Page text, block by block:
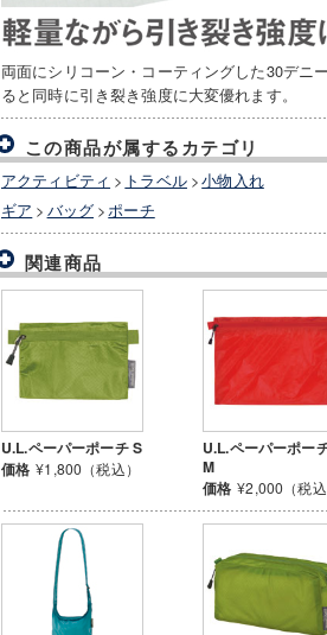
両面にシリコーン・コーティングした30デニ
ると同時に引き裂き強度に大変優れます。
この商品が属するカテゴリ
アクティビティ > トラベル >小物入れ
ギア > バッグ >ポーチ
関連商品
U.L.ペーパーポーチ S
価格 ¥1,800（税込）
U.L.ペーパーポー
M
価格 ¥2,000（税込